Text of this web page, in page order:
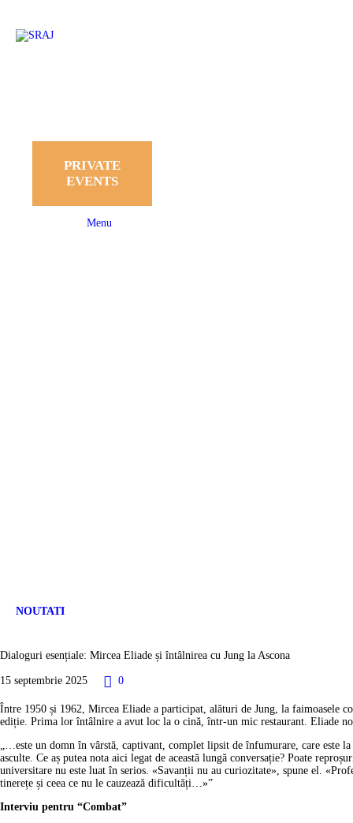
PRIVATE
EVENTS
Menu
NOUTATI
Dialoguri esențiale: Mircea Eliade și întâlnirea cu Jung la Ascona
15 septembrie 2025 0
Între 1950 și 1962, Mircea Eliade a participat, alături de Jung, la faimoasele
ediție. Prima lor întâlnire a avut loc la o cină, într-un mic restaurant. Eliade
„…este un domn în vârstă, captivant, complet lipsit de înfumurare, care este la
asculte. Ce aș putea nota aici legat de această lungă conversație? Poate
universitare nu este luat în serios. «Savanții nu au curiozitate», spune el.
tinerețe și ceea ce nu le cauzează dificultăți…»”
Interviu pentru “Combat”